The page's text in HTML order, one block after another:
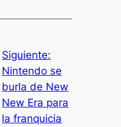
Siguiente:
Nintendo se
burla de New
New Era para
la franquicia